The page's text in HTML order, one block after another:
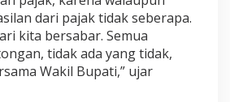
o
n
dari pajak tidak seberapa.
kita bersabar. Semua
tidak ada yang tidak,
Wakil Bupati,” ujar